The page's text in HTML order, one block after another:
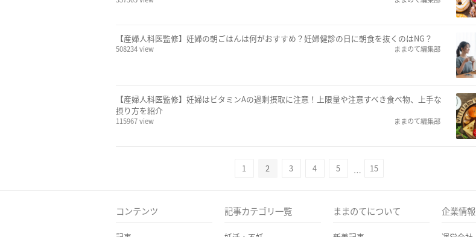
【産婦人科医監修】妊婦の朝ごはんは何がおすすめ？妊婦健診の日に朝食を抜くのはNG？
508234 view ままのて編集部
【産婦人科医監修】妊婦はビタミンAの過剰摂取に注意！上限量や注意すべき食べ物、上手な
摂り方を紹介
115967 view ままのて編集部
1 2 3 4 5 … 15
コンテンツ 記事カテゴリ一覧 ままのてについて 企業情報